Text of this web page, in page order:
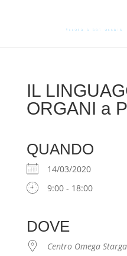
IL
ORGANI a
QUANDO
14/03/2020
9:00 - 18:00
DOVE
Centro Omega